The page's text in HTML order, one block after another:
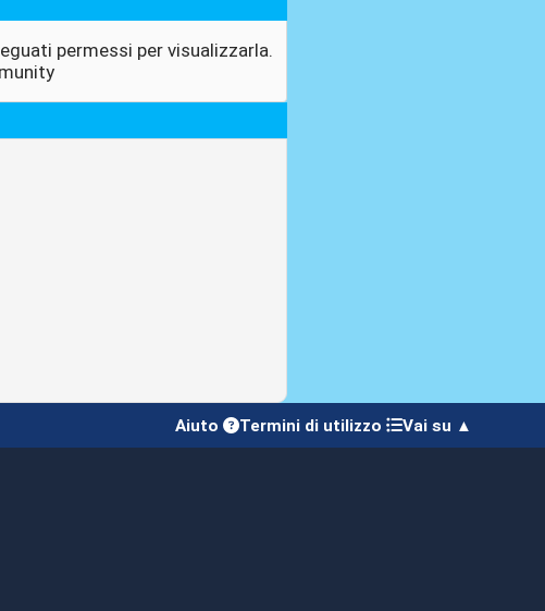
permessi per visualizzarla.
Aiuto Termini di utilizzo Vai su ▲